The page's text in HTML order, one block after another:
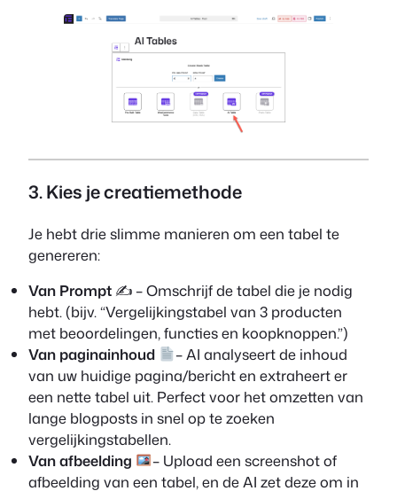
3. Kies je creatiemethode
Je hebt drie slimme manieren om een tabel te
genereren:
Van Prompt ✍️ – Omschrijf de tabel die je nodig
hebt. (bijv. “Vergelijkingstabel van 3 producten
met beoordelingen, functies en koopknoppen.”)
Van paginainhoud
– AI analyseert de inhoud
van uw huidige pagina/bericht en extraheert er
een nette tabel uit. Perfect voor het omzetten van
lange blogposts in snel op te zoeken
vergelijkingstabellen.
Van afbeelding
– Upload een screenshot of
afbeelding van een tabel, en de AI zet deze om in